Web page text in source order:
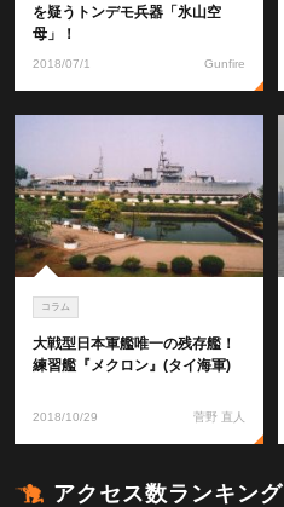
を疑うトンデモ兵器「氷山空
母」！
2018/07/1 Gunfire
コラム
大戦型日本軍艦唯一の残存艦！
練習艦『メクロン』(タイ海軍)
2018/10/29 菅野 直人
アクセス数ランキング